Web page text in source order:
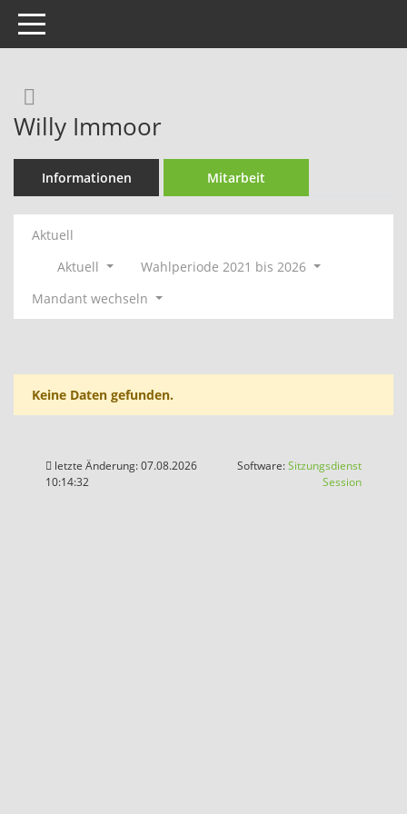
Toggle navigation
Willy Immoor
Informationen Mitarbeit
Aktuell
Aktuell
Wahlperiode 2021 bis 2026
Mandant wechseln
Keine Daten gefunden.
letzte Änderung: 07.08.2026
10:14:32
Software:Sitzungsdienst
Session(Wird in